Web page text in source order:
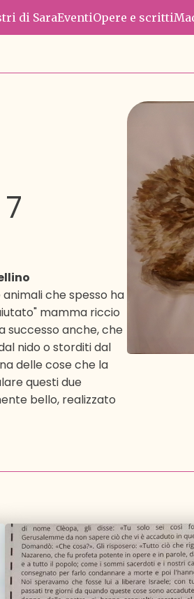
di SaraEventiOpere e scritti
7
che spesso ha
mamma riccio
successo anche, che
nido o storditi dal
delle cose che la
questi due
bello, realizzato